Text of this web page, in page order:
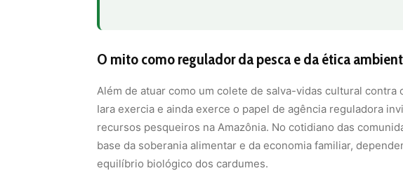
O mito como regulador da pesca e da ética
Além de atuar como um colete de salva-vidas cultural contra
Iara exercia e ainda exerce o papel de agência reguladora
recursos pesqueiros na Amazônia. No cotidiano das
base da soberania alimentar e da economia familiar,
equilíbrio biológico dos cardumes.